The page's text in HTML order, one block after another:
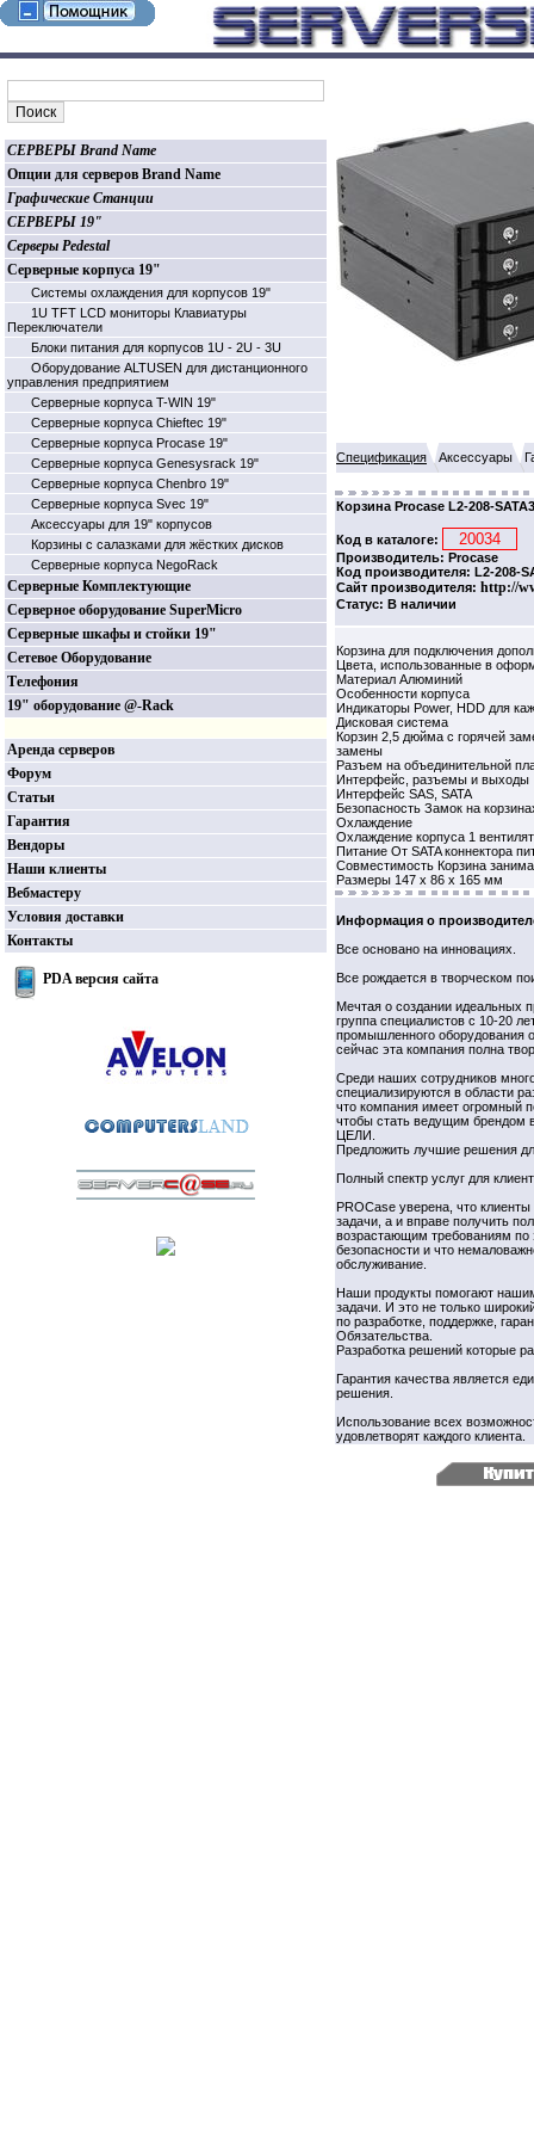
СЕРВЕРЫ Brand Name
Опции для серверов Brand Name
Графические Станции
СЕРВЕРЫ 19"
Серверы Pedestal
Серверные корпуса 19"
Системы охлаждения для корпусов 19"
1U TFT LCD мониторы Клавиатуры
Переключатели
Блоки питания для корпусов 1U - 2U - 3U
Оборудование ALTUSEN для дистанционного
управления предприятием
Серверные корпуса T-WIN 19"
Серверные корпуса Chieftec 19"
Серверные корпуса Procase 19"
Серверные корпуса Genesysrack 19"
Серверные корпуса Сhenbro 19"
Серверные корпуса Svec 19"
Аксессуары для 19" корпусов
Корзины c салазками для жёстких дисков
Серверные корпуса NegoRack
Серверные Комплектующие
Серверное оборудование SuperMicro
Серверные шкафы и стойки 19"
Сетевое Оборудование
Телефония
19" оборудование @-Rack
Аренда серверов
Форум
Статьи
Гарантия
Вендоры
Наши клиенты
Вебмастеру
Условия доставки
Контакты
PDA версия сайта
Спецификация Аксессуары
Корзина Procase L2-208-
Код в каталоге:
Производитель: Procase
Код производителя: L2-208-
Сайт производителя: http://
Статус: В наличии
Корзина для подключения
Цвета, использованные в
Материал Алюминий
Особенности корпуса
Индикаторы Power, HDD для
Дисковая система
Корзин 2,5 дюйма с горячей
замены
Разъем на объединительной
Интерфейс, разъемы и выходы
Интерфейс SAS, SATA
Безопасность Замок на
Охлаждение
Охлаждение корпуса 1
Питание От SATA коннектора
Совместимость Корзина
Размеры 147 x 86 x 165 мм
Информация о
Все основано на инновациях.
Все рождается в творческом
Мечтая о создании идеальных
группа специалистов с 10-20
промышленного оборудования
сейчас эта компания полна
Среди наших сотрудников
специализируются в области
что компания имеет огромный
чтобы стать ведущим брендом
ЦЕЛИ.
Предложить лучшие решения
Полный спектр услуг для
PROCase уверена, что
задачи, а и вправе получить
возрастающим требованиям по
безопасности и что
обслуживание.
Наши продукты помогают
задачи. И это не только
по разработке, поддержке,
Обязательства.
Разработка решений которые
Гарантия качества является
решения.
Использование всех
удовлетворят каждого клиента.